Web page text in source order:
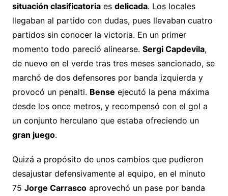
situación clasificatoriaes delicada. Los locales
llegaban al partido con dudas, pues llevaban cuatro
partidos sin conocer la victoria. En un primer
momento todo pareció alinearse. Sergi Capdevila,
de nuevo en el verde tras tres meses sancionado, se
marchó de dos defensores por banda izquierda y
provocó un penalti. Bense ejecutó la pena máxima
desde los once metros, y recompensó con el gol a
un conjunto herculano que estaba ofreciendo un
gran juego.
Quizá a propósito de unos cambios que pudieron
desajustar defensivamente al equipo, en el minuto
75 Jorge Carrascoaprovechó un pase por banda